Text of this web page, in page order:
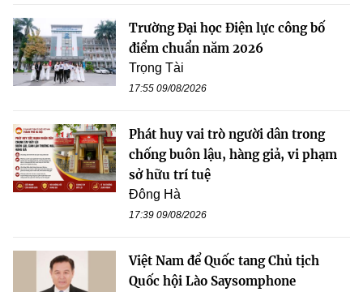
Trường Đại học Điện lực công bố
điểm chuẩn năm 2026
Trọng Tài
17:55 09/08/2026
Phát huy vai trò người dân trong
chống buôn lậu, hàng giả, vi phạm
sở hữu trí tuệ
Đông Hà
17:39 09/08/2026
Việt Nam để Quốc tang Chủ tịch
Quốc hội Lào Saysomphone